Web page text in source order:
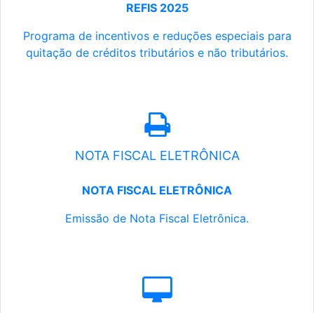
REFIS 2025
Programa de incentivos e reduções especiais para
quitação de créditos tributários e não tributários.
NOTA FISCAL ELETRÔNICA
NOTA FISCAL ELETRÔNICA
Emissão de Nota Fiscal Eletrônica.